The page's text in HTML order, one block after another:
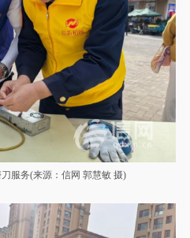
服务(来源：信网 郭慧敏 摄)